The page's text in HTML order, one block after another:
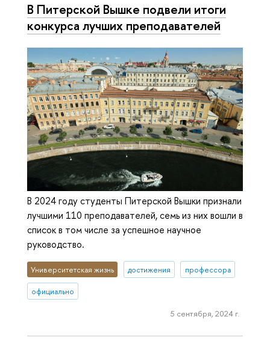
В Питерской Вышке подвели итоги
конкурса лучших преподавателей
В 2024 году студенты Питерской Вышки признали
лучшими 110 преподавателей, семь из них вошли в
список в том числе за успешное научное
руководство.
Университетская жизнь достижения профессора
официально
5 сентября, 2024 г.